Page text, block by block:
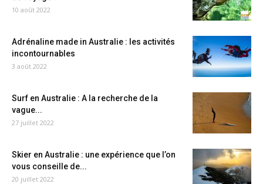
10 août 2022
Adrénaline made in Australie : les activités
incontournables
3 août 2022
Surf en Australie : A la recherche de la
vague...
27 juillet 2022
Skier en Australie : une expérience que l’on
vous conseille de...
20 juillet 2022